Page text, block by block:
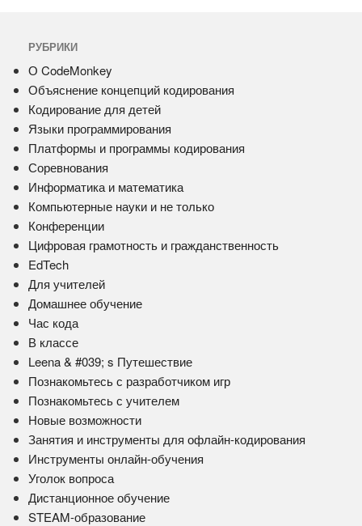
РУБРИКИ
О CodeMonkey
Объяснение концепций кодирования
Кодирование для детей
Языки программирования
Платформы и программы кодирования
Соревнования
Информатика и математика
Компьютерные науки и не только
Конференции
Цифровая грамотность и гражданственность
EdTech
Для учителей
Домашнее обучение
Час кода
В классе
Leena & #039; s Путешествие
Познакомьтесь с разработчиком игр
Познакомьтесь с учителем
Новые возможности
Занятия и инструменты для офлайн-кодирования
Инструменты онлайн-обучения
Уголок вопроса
Дистанционное обучение
STEAM-образование